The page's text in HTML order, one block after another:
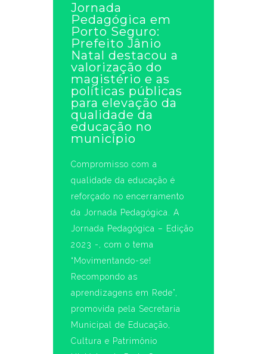
Jornada
Pedagógica em
Porto Seguro:
Prefeito Jânio
Natal destacou a
valorização do
magistério e as
políticas públicas
para elevação da
qualidade da
educação no
município
Compromisso com a
qualidade da educação é
reforçado no encerramento
da Jornada Pedagógica. A
Jornada Pedagógica – Edição
2023 -, com o tema
“Movimentando-se!
Recompondo as
aprendizagens em Rede”,
promovida pela Secretaria
Municipal de Educação,
Cultura e Patrimônio